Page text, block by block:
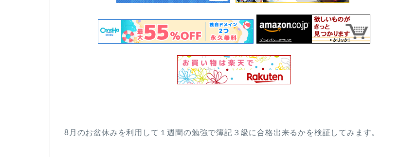
8月のお盆休みを利用して１週間の勉強で簿記３級に合格出来るかを検証してみます。